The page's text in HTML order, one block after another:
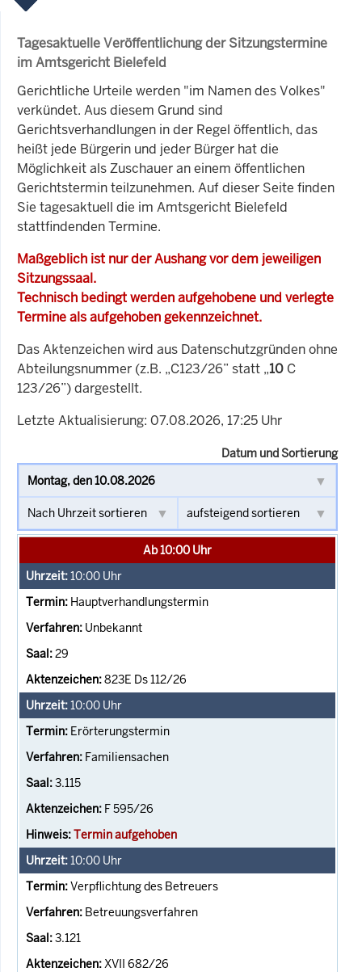
Tagesaktuelle Veröffentlichung der Sitzungstermine
im Amtsgericht Bielefeld
Gerichtliche Urteile werden "im Namen des Volkes"
verkündet. Aus diesem Grund sind
Gerichtsverhandlungen in der Regel öffentlich, das
heißt jede Bürgerin und jeder Bürger hat die
Möglichkeit als Zuschauer an einem öffentlichen
Gerichtstermin teilzunehmen. Auf dieser Seite finden
Sie tagesaktuell die im Amtsgericht Bielefeld
stattfindenden Termine.
Maßgeblich ist nur der Aushang vor dem jeweiligen
Sitzungssaal.
Technisch bedingt werden aufgehobene und verlegte
Termine als aufgehoben gekennzeichnet.
Das Aktenzeichen wird aus Datenschutzgründen ohne
Abteilungsnummer (z.B. „C123/26” statt „10 C
123/26”) dargestellt.
Letzte Aktualisierung: 07.08.2026, 17:25 Uhr
Datum und Sortierung
Ab 10:00 Uhr
10:00 Uhr
Hauptverhandlungstermin
Unbekannt
29
823E Ds 112/26
10:00 Uhr
Erörterungstermin
Familiensachen
3.115
F 595/26
Termin aufgehoben
10:00 Uhr
Verpflichtung des Betreuers
Betreuungsverfahren
3.121
XVII 682/26